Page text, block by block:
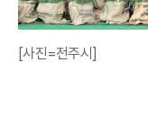
[사진=전주시]